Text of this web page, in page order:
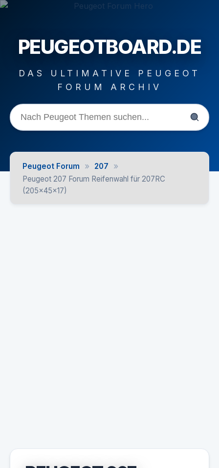
PEUGEOTBOARD.DE
DAS ULTIMATIVE PEUGEOT
FORUM ARCHIV
Peugeot Forum » 207 »
Peugeot 207 Forum Reifenwahl für 207RC
(205x45x17)